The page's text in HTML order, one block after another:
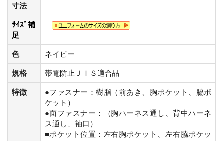
寸法
ｻｲｽﾞ補
足
色 ネイビー
規格 帯電防止ＪＩＳ適合品
特徴
●ファスナー：樹脂（前あき、胸ポケット、脇ポ
ケット）
●面ファスナー：（胸ハーネス通し、背中ハーネ
ス通し、袖口）
■ポケット位置：左右胸ポケット、左右脇ポケッ